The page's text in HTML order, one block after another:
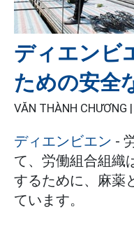
ディエンビ
ための安全
VĂN THÀNH CHƯƠNG |
ディエンビエン -
て、労働組合組織
するために、麻薬
ています。